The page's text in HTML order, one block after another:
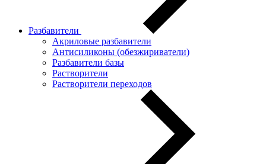
Разбавители
Акриловые разбавители
Антисиликоны (обезжириватели)
Разбавители базы
Растворители
Растворители переходов